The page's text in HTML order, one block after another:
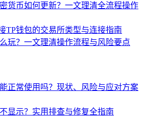
货币如何更新？一文理清全流程操作
TP钱包的交易所类型与连接指南
玩？一文理清操作流程与风险要点
正常使用吗？现状、风险与应对方案
显示？实用排查与修复全指南